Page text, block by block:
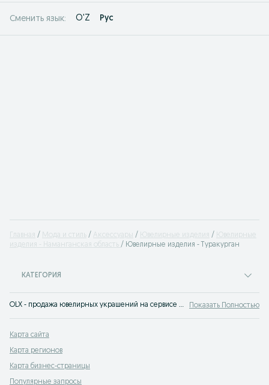
Сменить язык: O'Z Рус
Главная Мода и стиль Аксессуары Ювелирные изделия
Ювелирные
изделия - Наманганская область
Ювелирные изделия - Туракурган
КАТЕГОРИЯ
OLX - продажа ювелирных украшений на сервисе объявлений OLX.uz Туракурган. Покупай мужские или женские ювелирные изделия по доступным ценам на OLX.uz! Показать Полностью
Карта сайта
Карта регионов
Карта бизнес-страницы
Популярные запросы